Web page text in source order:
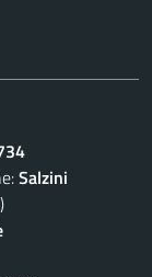
Salzini